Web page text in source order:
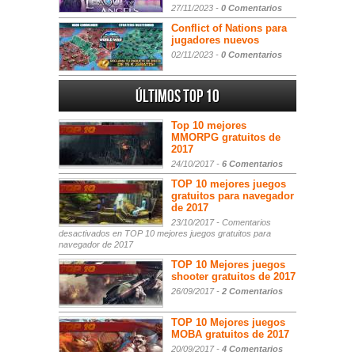
27/11/2023 - 0 Comentarios
Conflict of Nations para
jugadores nuevos
02/11/2023 - 0 Comentarios
Últimos Top 10
Top 10 mejores
MMORPG gratuitos de
2017
24/10/2017 - 6 Comentarios
TOP 10 mejores juegos
gratuitos para navegador
de 2017
23/10/2017 - Comentarios
desactivados en TOP 10 mejores juegos gratuitos para
navegador de 2017
TOP 10 Mejores juegos
shooter gratuitos de 2017
26/09/2017 - 2 Comentarios
TOP 10 Mejores juegos
MOBA gratuitos de 2017
20/09/2017 - 4 Comentarios